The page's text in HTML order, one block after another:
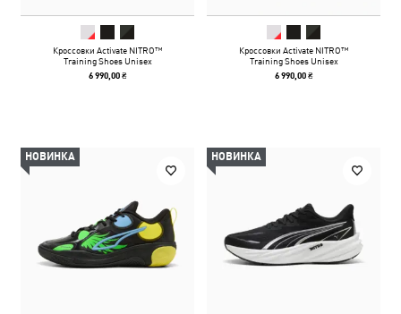
Кроссовки Activate NITRO™
Training Shoes Unisex
6 990,00 ₴
Кроссовки Activate NITRO™
Training Shoes Unisex
6 990,00 ₴
НОВИНКА НОВИНКА